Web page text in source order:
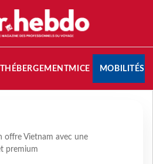
HÉBERGEMENTMICE MOBILITÉS
offre Vietnam avec une
premium